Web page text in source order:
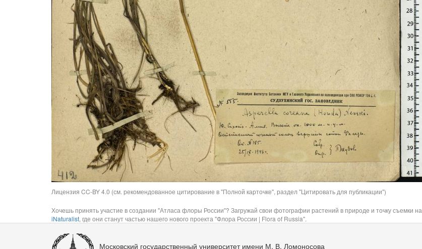
Лицензия CC-BY 4.0 (см. рекомендованное цитирование в "Полной карточке", раздел "Цитировать для публикации")
Хочешь принять участие в создании "Атласа флоры России"? Загружай свои фотографии растений в природе и точку съемки на
iNaturalist, где они станут частью нашего нового проекта "Флора России | Flora of Russia".
Московский государственный университет имени М. В. Ломоносова